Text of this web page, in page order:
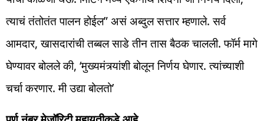
त्याचं तंतोतंत पालन होईल” असं अब्दुल सत्तार म्हणाले. सर्व
आमदार, खासदारांची तब्बल साडे तीन तास बैठक चालली. फॉर्म मागे
घेण्यावर बोलले की, ‘मुख्यमंत्र्यांशी बोलून निर्णय घेणार. त्यांच्याशी
चर्चा करणार. मी उद्या बोलतो’